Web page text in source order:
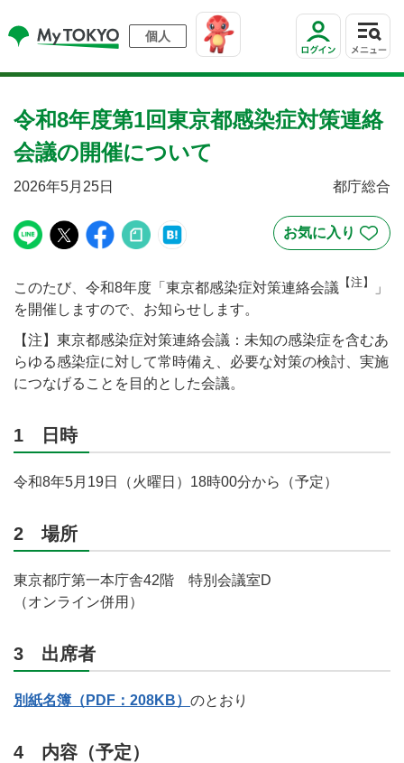
個人
令和8年度第1回東京都感染症対策連絡
会議の開催について
2026年5月25日 都庁総合
このたび、令和8年度「東京都感染症対策連絡会議 【注】
」
を開催しますので、お知らせします。
【注】東京都感染症対策連絡会議：未知の感染症を含むあ
らゆる感染症に対して常時備え、必要な対策の検討、実施
につなげることを目的とした会議。
1 日時
令和8年5月19日（火曜日）18時00分から（予定）
2 場所
東京都庁第一本庁舎42階 特別会議室D
（オンライン併用）
3 出席者
別紙名簿（PDF：208KB） のとおり
4 内容（予定）